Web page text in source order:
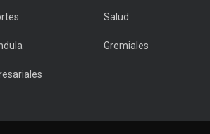
Salud
Gremiales